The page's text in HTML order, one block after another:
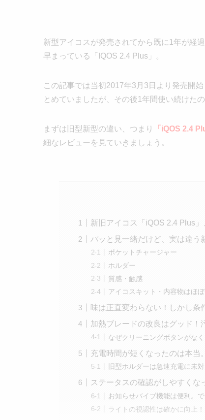
新型アイコスが発売されてから既に1年が経
早まっている「IQOS 2.4 Plus」。
この記事では当初2017年3月3日より発売開始
とめていましたが、その後1年間使い続けた
まずは旧型新型の違い、つまり 「iQOS 2.4
細なレビューを見ていきましょう。
新旧アイコス「iQOS 2.4 Plus
パッと見一緒だけど、実は違う
ポケットチャージャー
ホルダー
質感・触感
アイコスキット・内容物はほ
味は正直変わらない！しかし条
加熱ブレードの改良はグッド！
なぜクリーニングボタンがな
充電時間が短くなったのは本当
旧型ホルダーは急速充電に未
ステータスの確認がしやすくな
お知らせバイブ機能は便利。
ライトの視認性は確かに向上